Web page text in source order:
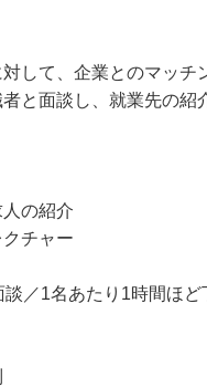
して、企業とのマッチ
と面談し、就業先の紹
の紹介
チャー
／1名あたり1時間ほど